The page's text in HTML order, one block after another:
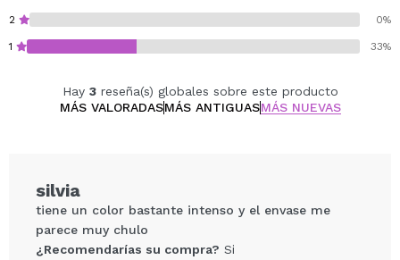
2 0%
1 33%
Hay 3reseña(s) globales sobre este producto
MÁS VALORADASMÁS ANTIGUASMÁS NUEVAS
silvia
tiene un color bastante intenso y el envase me
parece muy chulo
¿Recomendarías su compra? Si